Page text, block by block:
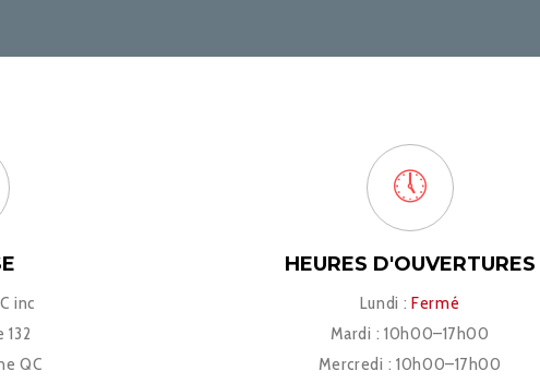
inc
QC
HEURES D'OUVERTURES
Lundi :Fermé
Mardi : 10h00–17h00
Mercredi : 10h00–17h00